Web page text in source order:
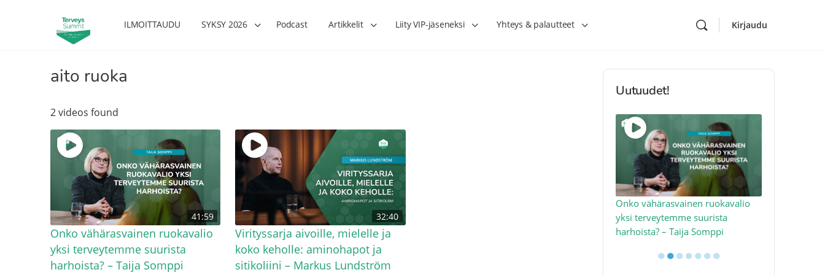
ILMOITTAUDU SYKSY 2026 Podcast Artikkelit Liity VIP-jäseneksi Yhteys & palautteet Kirjaudu
aito ruoka
2 videos found
41:59
Onko vähärasvainen ruokavalio
yksi terveytemme suurista
harhoista? – Taija Somppi
32:40
Virityssarja aivoille, mielelle ja
koko keholle: aminohapot ja
sitikoliini – Markus Lundström
Uutuudet!
Lihasharjoittelu on naisen tärkein
hormonihoito – Kaisa Jaakkola
Onko vähärasvainen ruokavalio
yksi terveytemme suurista
harhoista? – Taija Somppi
●●●●●●●